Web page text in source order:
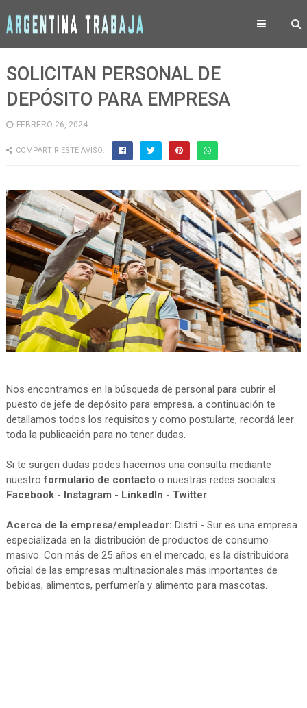
SOLICITAN PERSONAL DE
DEPÓSITO PARA EMPRESA
FEBRERO 26, 2024
COMPARTIR ESTE AVISO:
Nos encontramos en la búsqueda de personal para cubrir el
puesto de jefe de depósito para empresa, a continuación te
detallamos todos los requisitos y como postularte, recordá leer
toda la publicación para no tener dudas.
Si te surgen dudas podes hacernos una consulta mediante
nuestroformulario de contacto o nuestras redes sociales:
Facebook- Instagram - LinkedIn - Twitter
Acerca de la empresa/empleador: Distri - Sur es una empresa
especializada en la distribución de productos de consumo
masivo. Con más de 25 años en el mercado, es la distribuidora
oficial de las empresas multinacionales más importantes de
bebidas, alimentos, perfumería y alimento para mascotas.